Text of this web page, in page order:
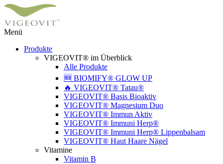
Menü
Produkte
VIGEOVIT® im Überblick
Alle Produkte
🆕 BIOMIFY® GLOW UP
🔥 VIGEOVIT® Tatau®
VIGEOVIT® Basis Bioaktiv
VIGEOVIT® Magnesium Duo
VIGEOVIT® Immun Aktiv
VIGEOVIT® Immuni Herp®
VIGEOVIT® Immuni Herp® Lippenbalsam
VIGEOVIT® Haut Haare Nägel
Vitamine
Vitamin B